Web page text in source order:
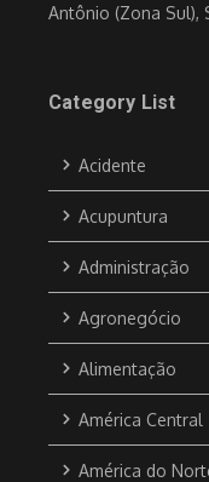
Antônio (Zona Sul),
Category List
Acidente
Acupuntura
Administração
Agronegócio
Alimentação
América Central
América do